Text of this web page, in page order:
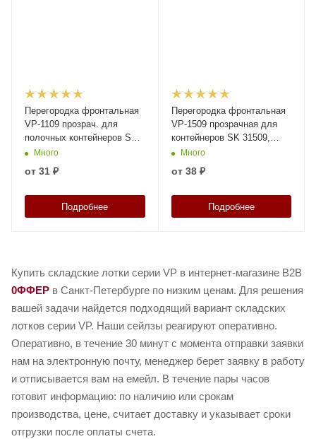
Перегородка фронтальная
VP-1109 прозрач. для
полочных контейнеров SK
3109, 4109, 5109, 6109 N1
(30.944.1)
Много
от 31 ₽
Подробнее
Перегородка фронтальная
VP-1509 прозрачная для
контейнеров SK 31509,
41509, 51509, 61509 N1
(30.945.1)
Много
от 38 ₽
Подробнее
Купить складские лотки серии VP в интернет-магазине B2B
0ФФЕР в Санкт-Петербурге по низким ценам. Для решения
вашей задачи найдется подходящий вариант складских
лотков серии VP. Наши сейлзы реагируют оперативно.
Оперативно, в течение 30 минут с момента отправки заявки
нам на электронную почту, менеджер берет заявку в работу
и отписывается вам на емейл. В течение пары часов
готовит информацию: по наличию или срокам
производства, цене, считает доставку и указывает сроки
отгрузки после оплаты счета.